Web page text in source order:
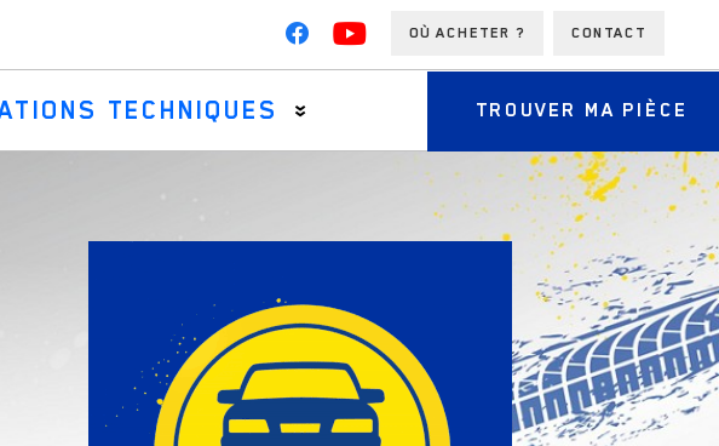
OÙ ACHETER ? CONTACT
TECHNIQUES TROUVER MA PIÈCE